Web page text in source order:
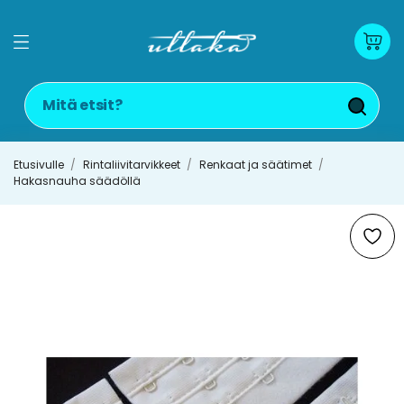
Etusivulle Rintaliivitarvikkeet
Renkaat ja säätimet
Hakasnauha säädöllä